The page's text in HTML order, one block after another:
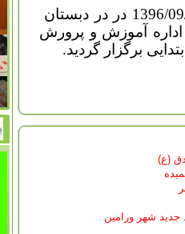
اداره آموزش و پرورش
برگزار گردید.
(ع)
جدید شهر ورامین